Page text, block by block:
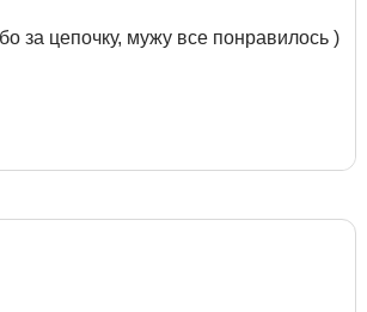
за цепочку, мужу все понравилось )